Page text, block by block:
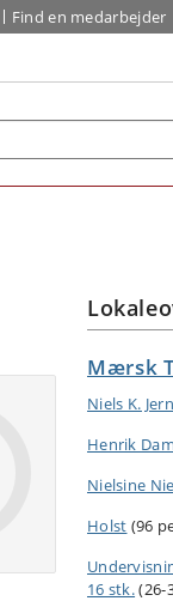
Find en medarbejder
Mærsk
Niels K.
Henrik Dam
Nielsine
Holst (96
16 stk.(26-